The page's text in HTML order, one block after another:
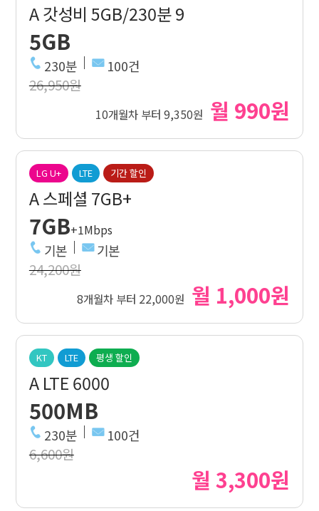
A 갓성비 5GB/230분 9
5GB
230분 100건
26,950원
10개월차 부터 9,350원 월 990원
LG U+ LTE 기간 할인
A 스페셜 7GB+
7GB+1Mbps
기본 기본
24,200원
8개월차 부터 22,000원 월 1,000원
KT LTE 평생 할인
A LTE 6000
500MB
230분 100건
6,600원
월 3,300원